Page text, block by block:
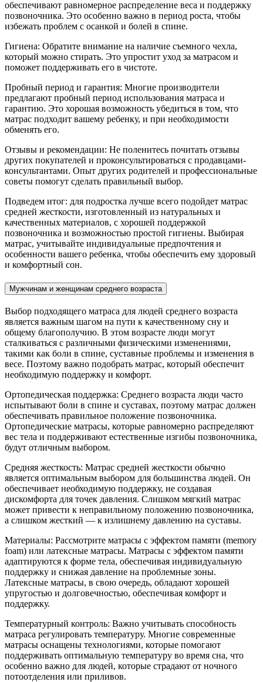
обеспечивают равномерное распределение веса и поддержку
позвоночника. Это особенно важно в период роста, чтобы
избежать проблем с осанкой и болей в спине.
Гигиена: Обратите внимание на наличие съемного чехла,
который можно стирать. Это упростит уход за матрасом и
поможет поддерживать его в чистоте.
Пробный период и гарантия: Многие производители
предлагают пробный период использования матраса и
гарантию. Это хорошая возможность убедиться в том, что
матрас подходит вашему ребенку, и при необходимости
обменять его.
Отзывы и рекомендации: Не поленитесь почитать отзывы
других покупателей и проконсультироваться с продавцами-
консультантами. Опыт других родителей и профессиональные
советы помогут сделать правильный выбор.
Подведем итог: для подростка лучше всего подойдет матрас
средней жесткости, изготовленный из натуральных и
качественных материалов, с хорошей поддержкой
позвоночника и возможностью простой гигиены. Выбирая
матрас, учитывайте индивидуальные предпочтения и
особенности вашего ребенка, чтобы обеспечить ему здоровый
и комфортный сон.
Мужчинам и женщинам среднего возраста
Выбор подходящего матраса для людей среднего возраста
является важным шагом на пути к качественному сну и
общему благополучию. В этом возрасте люди могут
сталкиваться с различными физическими изменениями,
такими как боли в спине, суставные проблемы и изменения в
весе. Поэтому важно подобрать матрас, который обеспечит
необходимую поддержку и комфорт.
Ортопедическая поддержка: Среднего возраста люди часто
испытывают боли в спине и суставах, поэтому матрас должен
обеспечивать правильное положение позвоночника.
Ортопедические матрасы, которые равномерно распределяют
вес тела и поддерживают естественные изгибы позвоночника,
будут отличным выбором.
Средняя жесткость: Матрас средней жесткости обычно
является оптимальным выбором для большинства людей. Он
обеспечивает необходимую поддержку, не создавая
дискомфорта для точек давления. Слишком мягкий матрас
может привести к неправильному положению позвоночника,
а слишком жесткий — к излишнему давлению на суставы.
Материалы: Рассмотрите матрасы с эффектом памяти (memory
foam) или латексные матрасы. Матрасы с эффектом памяти
адаптируются к форме тела, обеспечивая индивидуальную
поддержку и снижая давление на проблемные зоны.
Латексные матрасы, в свою очередь, обладают хорошей
упругостью и долговечностью, обеспечивая комфорт и
поддержку.
Температурный контроль: Важно учитывать способность
матраса регулировать температуру. Многие современные
матрасы оснащены технологиями, которые помогают
поддерживать оптимальную температуру во время сна, что
особенно важно для людей, которые страдают от ночного
потоотделения или приливов.